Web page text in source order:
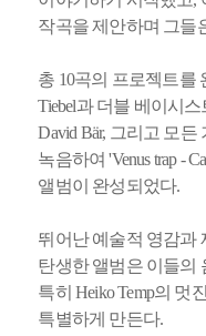
작곡을 제안하며 그들
총 10곡의 프로젝트를
Tiebel과 더블 베이시
David Bär, 그리고 모든
녹음하여 'Venus trap -
앨범이 완성되었다.
뛰어난 예술적 영감과
탄생한 앨범은 이들의
특히 Heiko Temp의 멋
특별하게 만든다.